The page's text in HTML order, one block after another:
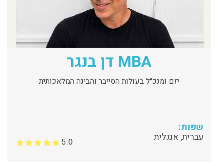
MBA דן בנגר
יזם ומנכ״ל בעולות הסייבר והבינה המלאכותית
שפות:
עברית, אנגלית 5.0